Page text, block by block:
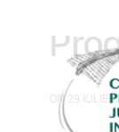
ON 29 IULIE